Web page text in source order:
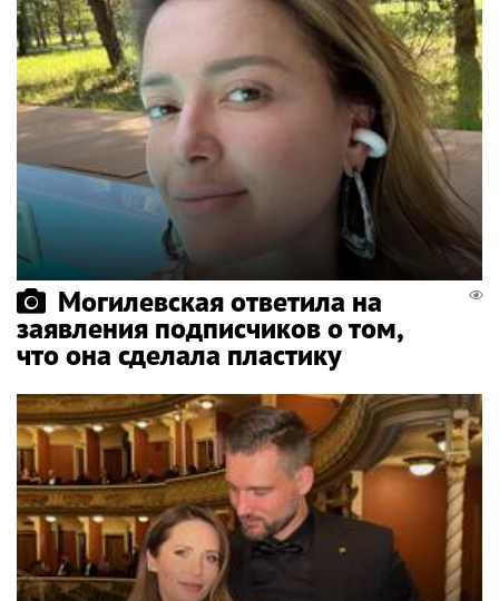
Могилевская ответила на
заявления подписчиков о том,
что она сделала пластику